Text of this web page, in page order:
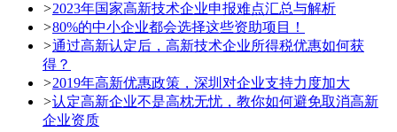
>2023年国家高新技术企业申报难点汇总与解析
>80%的中小企业都会选择这些资助项目！
>通过高新认定后，高新技术企业所得税优惠如何获
得？
>2019年高新优惠政策，深圳对企业支持力度加大
>认定高新企业不是高枕无忧，教你如何避免取消高新
企业资质